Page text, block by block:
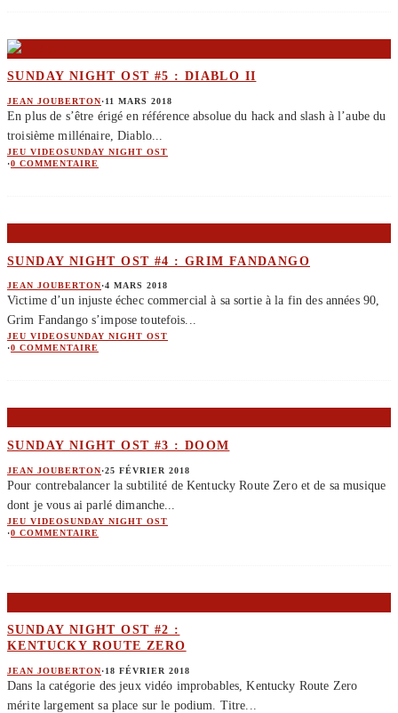
SUNDAY NIGHT OST #5 : DIABLO II
JEAN JOUBERTON·11 MARS 2018
En plus de s’être érigé en référence absolue du hack and slash à l’aube du
troisième millénaire, Diablo...
JEU VIDEOSUNDAY NIGHT OST
·0 COMMENTAIRE
SUNDAY NIGHT OST #4 : GRIM FANDANGO
JEAN JOUBERTON·4 MARS 2018
Victime d’un injuste échec commercial à sa sortie à la fin des années 90,
Grim Fandango s’impose toutefois...
JEU VIDEOSUNDAY NIGHT OST
·0 COMMENTAIRE
SUNDAY NIGHT OST #3 : DOOM
JEAN JOUBERTON·25 FÉVRIER 2018
Pour contrebalancer la subtilité de Kentucky Route Zero et de sa musique
dont je vous ai parlé dimanche
JEU VIDEOSUNDAY NIGHT OST
·0 COMMENTAIRE
SUNDAY NIGHT OST #2 :
KENTUCKY ROUTE ZERO
JEAN JOUBERTON·18 FÉVRIER 2018
Dans la catégorie des jeux vidéo improbables, Kentucky Route Zero
mérite largement sa place sur le podium. Titre